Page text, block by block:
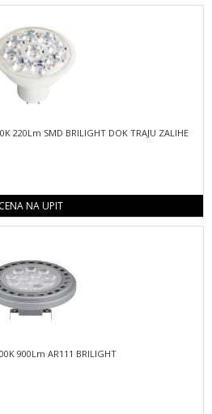
220Lm SMD BRILIGHT DOK TRAJU ZALIHE
CENA NA UPIT
900Lm AR111 BRILIGHT